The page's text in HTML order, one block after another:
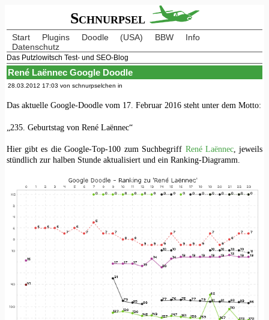
Schnurpsel
Start Plugins Doodle (USA) BBW
Info
Datenschutz
Das Putzlowitsch Test- und SEO-Blog
René Laënnec Google Doodle
28.03.2012 17:03 von schnurpselchen in
Das aktuelle Google-Doodle vom 17. Februar 2016 steht unter dem Motto:
„235. Geburtstag von René Laënnec“
Hier gibt es die Google-Top-100 zum Suchbegriff René Laënnec , jeweils
stündlich zur halben Stunde aktualisiert und ein Ranking-Diagramm.